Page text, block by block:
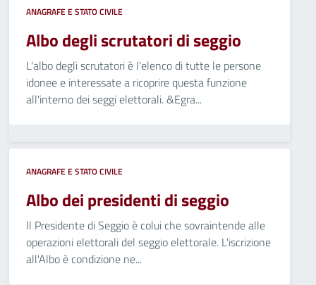
ANAGRAFE E STATO CIVILE
Albo degli scrutatori di seggio
L'albo degli scrutatori è l'elenco di tutte le persone
idonee e interessate a ricoprire questa funzione
all'interno dei seggi elettorali. &Egra...
ANAGRAFE E STATO CIVILE
Albo dei presidenti di seggio
Il Presidente di Seggio è colui che sovraintende alle
operazioni elettorali del seggio elettorale. L'iscrizione
all'Albo è condizione ne...